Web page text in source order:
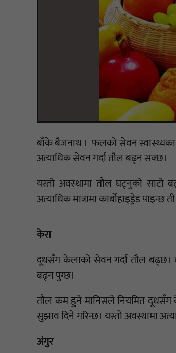
बाँके बैजनाथ । फलको सेवन स्वास्थ्यका
अत्याधिक सेवन गर्दा तौल बढ्न सक्छ।
यस्तो अवस्थामा तौल घट्नुको साटो
अत्याधिक मात्रामा कार्बोहाइड्रेड
केरा
दूधसँग केलाको सेवन गर्दा तौल बढ्छ।
बढ्न पुग्छ।
तौल कम हुने मानिसले नियमित दूधसँग
सुझाव दिने गरिन्छ। यस्तो अवस्थामा
अंगुर